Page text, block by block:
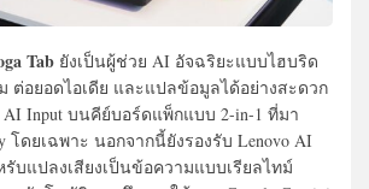
Tab ยังเป็นผู้ช่วย AI อัจฉริยะแบบไฮบริด
ต่อยอดไอเดีย และแปลข้อมูลได้อย่างสะดวก
AI Input บนคีย์บอร์ดแพ็กแบบ 2-in-1 ที่มา
โดยเฉพาะ นอกจากนี้ยังรองรับ Lenovo AI
รับแปลงเสียงเป็นข้อความแบบเรียลไทม์